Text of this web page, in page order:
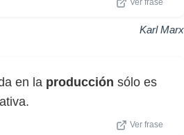
Ver frase
Karl Marx
en la producción sólo es
Ver frase